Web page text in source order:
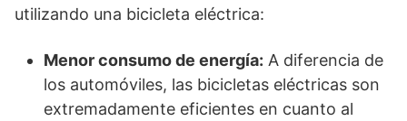
utilizando una bicicleta eléctrica:
Menor consumo de energía: A diferencia de
los automóviles, las bicicletas eléctricas son
extremadamente eficientes en cuanto al